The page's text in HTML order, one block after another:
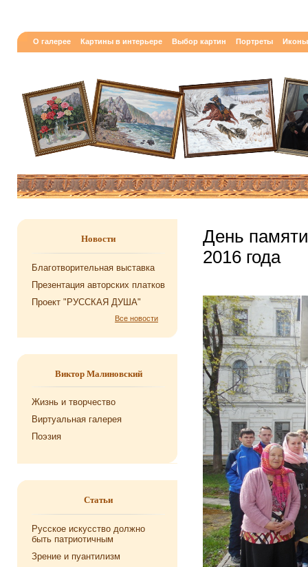
О галерее Картины в интерьере Выбор картин Портреты Иконы
Новости
Благотворительная выставка
Презентация авторских платков
Проект "РУССКАЯ ДУША"
Все новости
Виктор Малиновский
Жизнь и творчество
Виртуальная галерея
Поэзия
Статьи
Русское искусство должно
быть патриотичным
Зрение и пуантилизм
День
2016 года